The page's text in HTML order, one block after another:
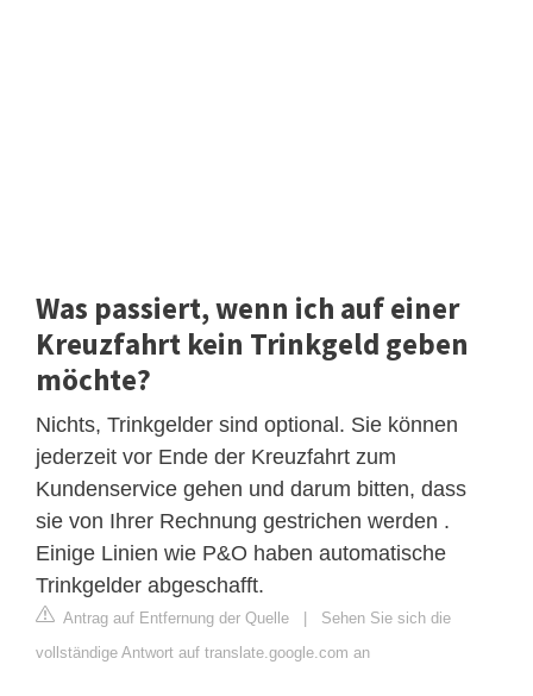
Was passiert, wenn ich auf einer
Kreuzfahrt kein Trinkgeld geben
möchte?
Nichts, Trinkgelder sind optional. Sie können
jederzeit vor Ende der Kreuzfahrt zum
Kundenservice gehen und darum bitten, dass
sie von Ihrer Rechnung gestrichen werden .
Einige Linien wie P&O haben automatische
Trinkgelder abgeschafft.
Antrag auf Entfernung der Quelle | Sehen Sie sich die
vollständige Antwort auf translate.google.com an